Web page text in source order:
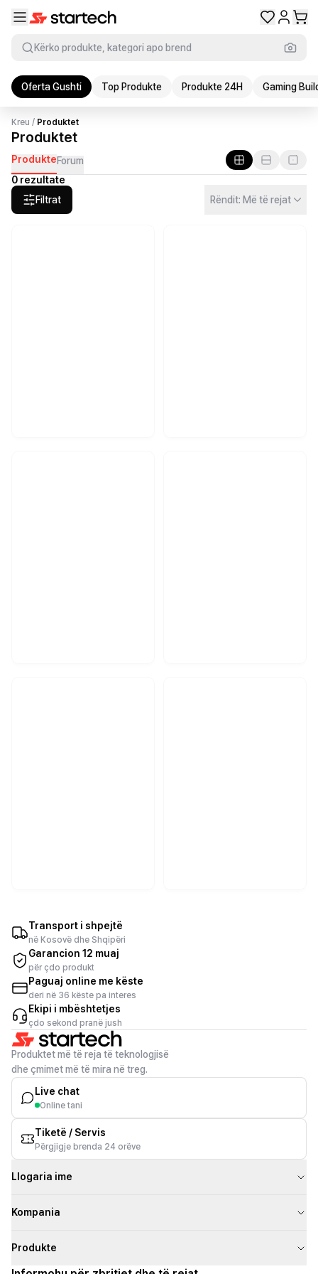
Kërko produkte, kategori apo brend
Oferta Gushti Top Produkte Produkte 24H Gaming
Kreu / Produktet
Produktet
ProdukteForum
0 rezultate
Filtrat
Rëndit: Më të rejat
Transport i shpejtë
në Kosovë dhe Shqipëri
Garancion 12 muaj
për çdo produkt
Paguaj online me këste
deri në 36 këste pa interes
Ekipi i mbështetjes
çdo sekond pranë jush
Produktet më të reja të teknologjisë
dhe çmimet më të mira në treg.
Live chat
Online tani
Tiketë / Servis
Përgjigje brenda 24 orëve
Llogaria ime
Kompania
Produkte